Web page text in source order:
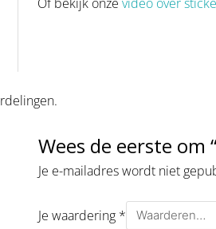
Wees de eerste om
Je e-mailadres wordt niet
Je waardering *